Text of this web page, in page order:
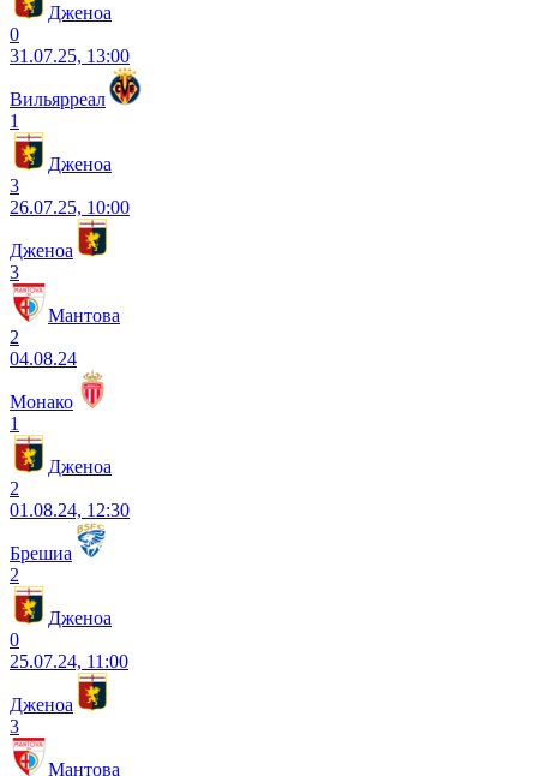
Дженоа
0
31.07.25, 13:00
Вильярреал
1
Дженоа
3
26.07.25, 10:00
Дженоа
3
Мантова
2
04.08.24
Монако
1
Дженоа
2
01.08.24, 12:30
Брешиа
2
Дженоа
0
25.07.24, 11:00
Дженоа
3
Мантова